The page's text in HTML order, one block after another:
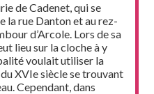
de Cadenet, qui se
la rue Danton et au rez-
d’Arcole. Lors de sa
lieu sur la cloche à y
voulait utiliser la
XVIe siècle se trouvant
Cependant, dans